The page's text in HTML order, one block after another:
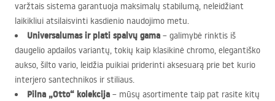
varžtais sistema garantuoja maksimalų stabilumą, neleidžiant
laikikliui atsilaisvinti kasdienio naudojimo metu.
Universalumas ir plati spalvų gama – galimybė rinktis iš
daugelio apdailos variantų, tokių kaip klasikinė chromo, elegantiško
aukso, šilto vario, leidžia puikiai priderinti aksesuarą prie bet kurio
interjero santechnikos ir stiliaus.
Pilna „Otto“ kolekcija – mūsų asortimente taip pat rasite kitų